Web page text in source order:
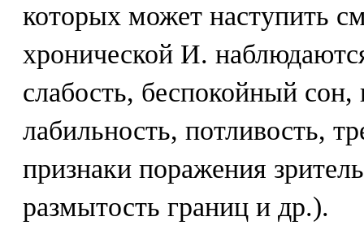
которых может наступить
хронической И.
слабость, беспокойный сон,
лабильность, потливость,
признаки поражения
размытость границ и др.).